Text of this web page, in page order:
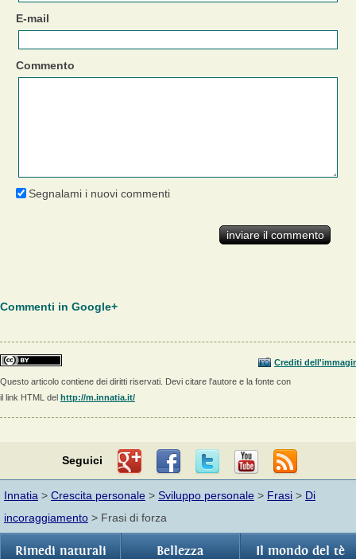
E-mail
Commento
Segnalami i nuovi commenti
Commenti in Google+
Crediti
Questo articolo contiene dei diritti riservati. Devi citare l'autore e la fonte con
il link HTML del http://m.innatia.it/
Seguici
Innatia > Crescita personale > Sviluppo personale > Frasi > Di
incoraggiamento > Frasi di forza
Rimedi naturali Bellezza Il mondo del tè